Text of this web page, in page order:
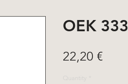
OEK 333
22,20 €Price
Quantity